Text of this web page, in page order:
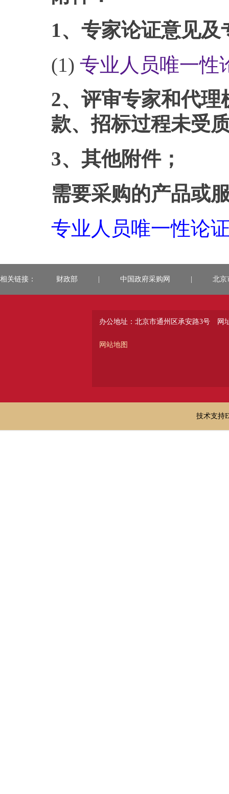
1、专家论证意见
(1) 专业人员唯一性
2、评审专家和代
款、招标过程未受
3、其他附件；
需要采购的产品或
专业人员唯一性论
相关链接： 财政部 中国政府采购网 北京
办公地址：北京市通州区承安路3号
网站地图
网
技术支持